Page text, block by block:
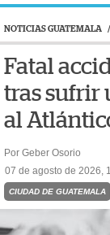
NOTICIAS GUATEMALA /
Fatal
tras sufrir
al
Por Geber Osorio
07 de agosto de 2026,
CIUDAD DE GUATEMALA